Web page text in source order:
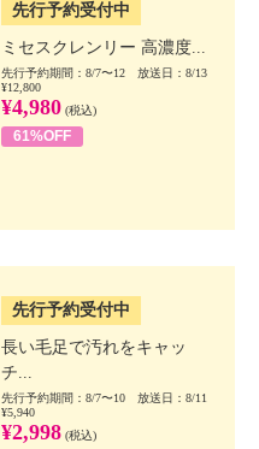
先行予約受付中
ミセスクレンリー 高濃度...
先行予約期間：8/7〜12 放送日：8/13
¥12,800
¥4,980 (税込)
61%OFF
先行予約受付中
長い毛足で汚れをキャッ
チ...
先行予約期間：8/7〜10 放送日：8/11
¥5,940
¥2,998 (税込)